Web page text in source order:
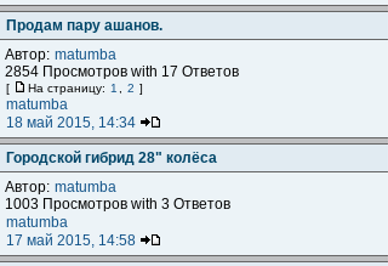
Продам пару ашанов.
Автор: matumba
2854 Просмотров with 17 Ответов
[ На страницу: 1 2 ]
matumba
18 май 2015, 14:34
Городской гибрид 28" колёса
Автор: matumba
1003 Просмотров with 3 Ответов
matumba
17 май 2015, 14:58